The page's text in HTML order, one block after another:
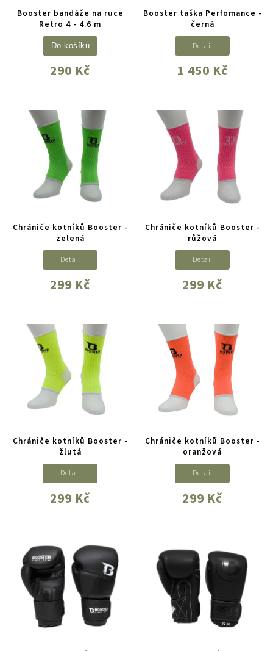
Booster bandáže na ruce
Retro 4 - 4.6 m
290 Kč
Do košíku
Booster taška Perfomance -
černá
1 450 Kč
Detail
Chrániče kotníků Booster -
zelená
299 Kč
Detail
Chrániče kotníků Booster -
růžová
299 Kč
Detail
Chrániče kotníků Booster -
žlutá
299 Kč
Detail
Chrániče kotníků Booster -
oranžová
299 Kč
Detail